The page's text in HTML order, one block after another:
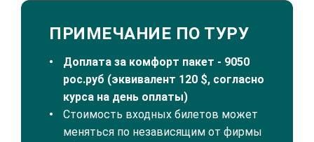
ПРИМЕЧАНИЕ ПО ТУРУ
Доплата за комфорт пакет - 9050
рос.руб (эквивалент 120 $, согласно
курса на день оплаты)
Стоимость входных билетов может
меняться по независящим от фирмы